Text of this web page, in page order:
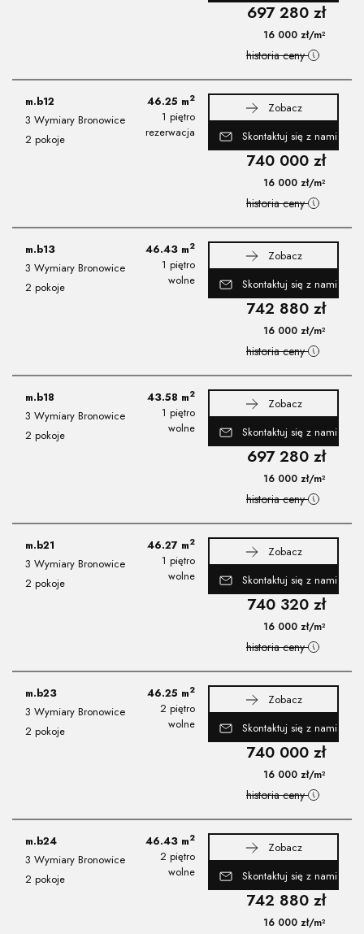
697 280 zł
16 000 zł/m²
historia ceny
m.b12
3 Wymiary Bronowice
2 pokoje
46.25 m2
1 piętro
rezerwacja
Zobacz
Skontaktuj się z nami
740 000 zł
16 000 zł/m²
historia ceny
m.b13
3 Wymiary Bronowice
2 pokoje
46.43 m2
1 piętro
wolne
Zobacz
Skontaktuj się z nami
742 880 zł
16 000 zł/m²
historia ceny
m.b18
3 Wymiary Bronowice
2 pokoje
43.58 m2
1 piętro
wolne
Zobacz
Skontaktuj się z nami
697 280 zł
16 000 zł/m²
historia ceny
m.b21
3 Wymiary Bronowice
2 pokoje
46.27 m2
1 piętro
wolne
Zobacz
Skontaktuj się z nami
740 320 zł
16 000 zł/m²
historia ceny
m.b23
3 Wymiary Bronowice
2 pokoje
46.25 m2
2 piętro
wolne
Zobacz
Skontaktuj się z nami
740 000 zł
16 000 zł/m²
historia ceny
m.b24
3 Wymiary Bronowice
2 pokoje
46.43 m2
2 piętro
wolne
Zobacz
Skontaktuj się z nami
742 880 zł
16 000 zł/m²